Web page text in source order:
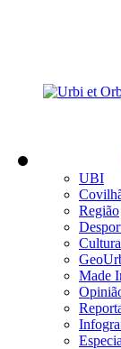
UBI
Região
Cultura
Made